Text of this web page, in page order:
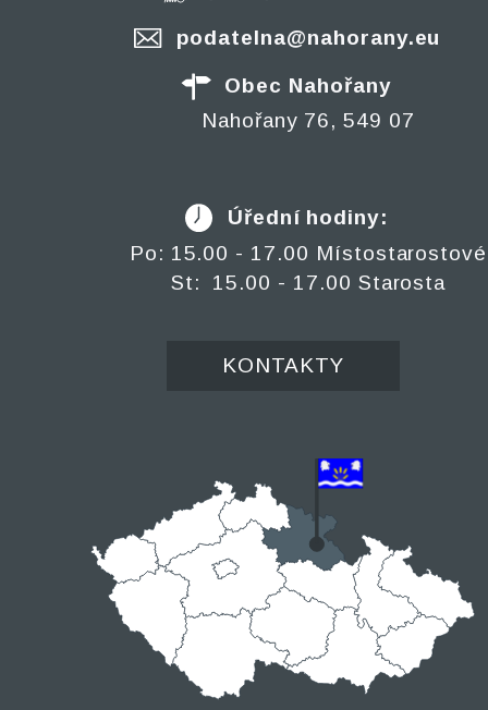
podatelna@nahorany.eu
Obec Nahořany
Nahořany 76, 549 07
Úřední hodiny:
Po: 15.00 - 17.00 Místostarostové
St: 15.00 - 17.00 Starosta
KONTAKTY